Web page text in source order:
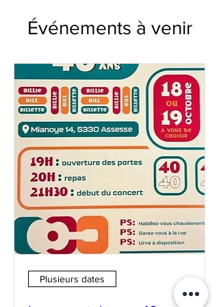
Événements à venir
Plusieurs dates